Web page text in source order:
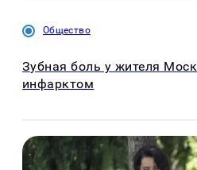
Общество
Зубная боль у жителя
инфарктом